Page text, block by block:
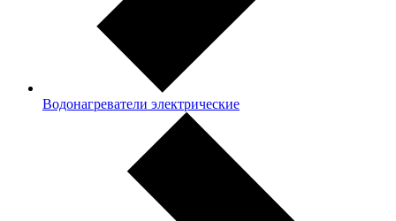
Водонагреватели электрические